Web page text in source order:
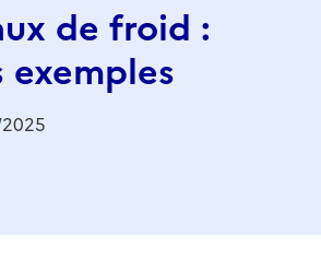
de froid :